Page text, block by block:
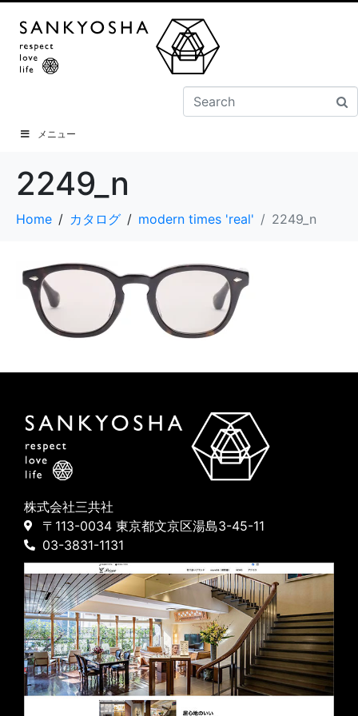
メニュー
2249_n
Home カタログ modern times 'real' 2249_n
株式会社三共社
〒113-0034 東京都文京区湯島3-45-11
03-3831-1131